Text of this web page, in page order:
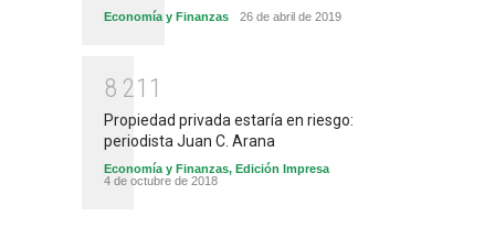
Economía y Finanzas 26 de abril de 2019
8 21 1
Propiedad privada estaría en riesgo:
periodista Juan C. Arana
Economía y Finanzas, Edición Impresa
4 de octubre de 2018